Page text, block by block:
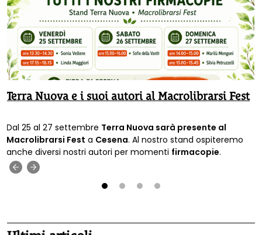
Terra Nuova e i suoi autori al Macrolibrarsi Fest
Dal 25 al 27 settembre Terra Nuova sarà presente al
Macrolibrarsi Fest a Cesena. Al nostro stand ospiteremo
anche diversi nostri autori per momenti firmacopie.